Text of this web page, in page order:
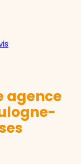
agence